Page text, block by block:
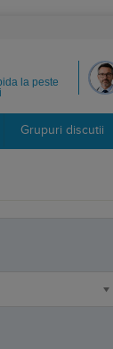
la peste
Grupuri discutii